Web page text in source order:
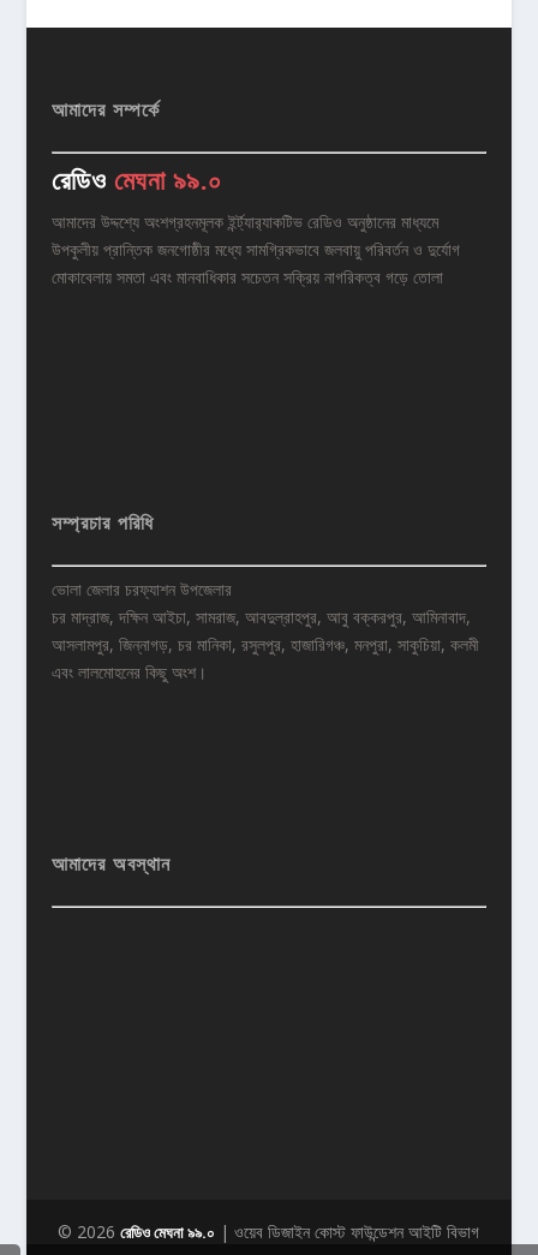
আমাদের সম্পর্কে
রেডিও মেঘনা ৯৯.০
আমাদের উদ্দশ্যে অংশগ্রহনমূলক ইর্ন্ট্যার‌্যাকটিভ রেডিও অনুষ্ঠানের মাধ্যমে
উপকুলীয় প্রান্তিক জনগোষ্ঠীর মধ্যে সামগ্রিকভাবে জলবায়ু পরিবর্তন ও দুর্যোগ
মোকাবেলায় সমতা এবং মানবাধিকার সচেতন সক্রিয় নাগরিকত্ব গড়ে তোলা
সম্প্রচার পরিধি
ভোলা জেলার চরফ্যাশন উপজেলার
চর মাদ্রাজ, দক্ষিন আইচা, সামরাজ, আবদুল্রাহপুর, আবু বক্করপুর, আমিনাবাদ,
আসলামপুর, জিন্নাগড়, চর মানিকা, রসুলপুর, হাজারিগঞ্চ, মনপুরা, সাকুচিয়া, কলমী
এবং লালমোহনের কিছু অংশ।
আমাদের অবস্থান
© 2026রেডিও মেঘনা ৯৯.০ | ওয়েব ডিজাইন কোস্ট ফাউন্ডেশন আইটি বিভাগ